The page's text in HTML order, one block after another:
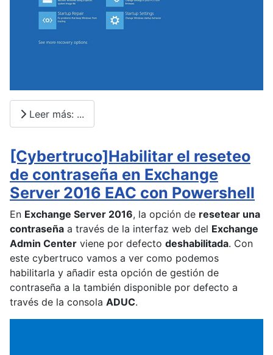
Leer más: ...
[Cybertruco]Habilitar el reseteo
de contraseña en Exchange
Server 2016 EAC con Powershell
En Exchange Server 2016, la opción de resetear una
contraseña a través de la interfaz web del Exchange
Admin Center viene por defecto deshabilitada. Con
este cybertruco vamos a ver como podemos
habilitarla y añadir esta opción de gestión de
contraseña a la también disponible por defecto a
través de la consola ADUC.